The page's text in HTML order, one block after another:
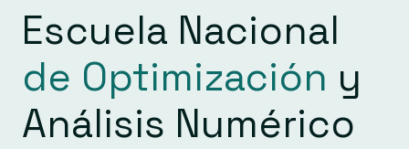
Escuela Nacional
de Optimización y
Análisis Numérico